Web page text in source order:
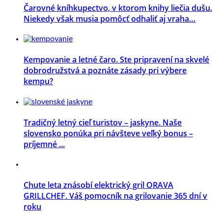
Čarovné kníhkupectvo, v ktorom knihy liečia dušu.
Niekedy však musia pomôcť odhaliť aj vraha…
Kempovanie a letné čaro. Ste pripravení na skvelé
dobrodružstvá a poznáte zásady pri výbere
kempu?
Tradičný letný cieľ turistov – jaskyne. Naše
slovensko ponúka pri návšteve veľký bonus –
príjemné ...
Chute leta znásobí elektrický gril ORAVA
GRILLCHEF. Váš pomocník na grilovanie 365 dní v
roku